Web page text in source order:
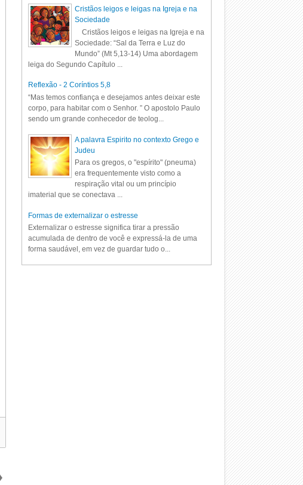
Cristãos leigos e leigas na Igreja e na
Sociedade
Cristãos leigos e leigas na Igreja e na
Sociedade: “Sal da Terra e Luz do
Mundo” (Mt 5,13-14) Uma abordagem
leiga do Segundo Capítulo ...
Reflexão - 2 Coríntios 5,8
“Mas temos confiança e desejamos antes deixar este
corpo, para habitar com o Senhor. ” O apostolo Paulo
sendo um grande conhecedor de teolog...
A palavra Espirito no contexto Grego e
Judeu
Para os gregos, o "espírito" (pneuma)
era frequentemente visto como a
respiração vital ou um princípio
imaterial que se conectava ...
Formas de externalizar o estresse
Externalizar o estresse significa tirar a pressão
acumulada de dentro de você e expressá-la de uma
forma saudável, em vez de guardar tudo o...